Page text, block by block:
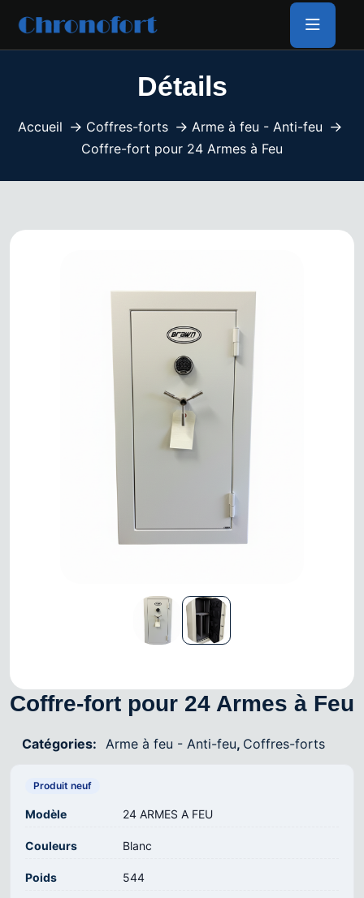
Détails
Accueil Coffres-forts
Arme à feu - Anti-feu
Coffre-fort pour 24 Armes à Feu
Coffre-fort pour 24 Armes à Feu
Catégories: Arme à feu - Anti-feu, Coffres-forts
Produit neuf
Modèle 24 ARMES A FEU
Couleurs Blanc
Poids 544